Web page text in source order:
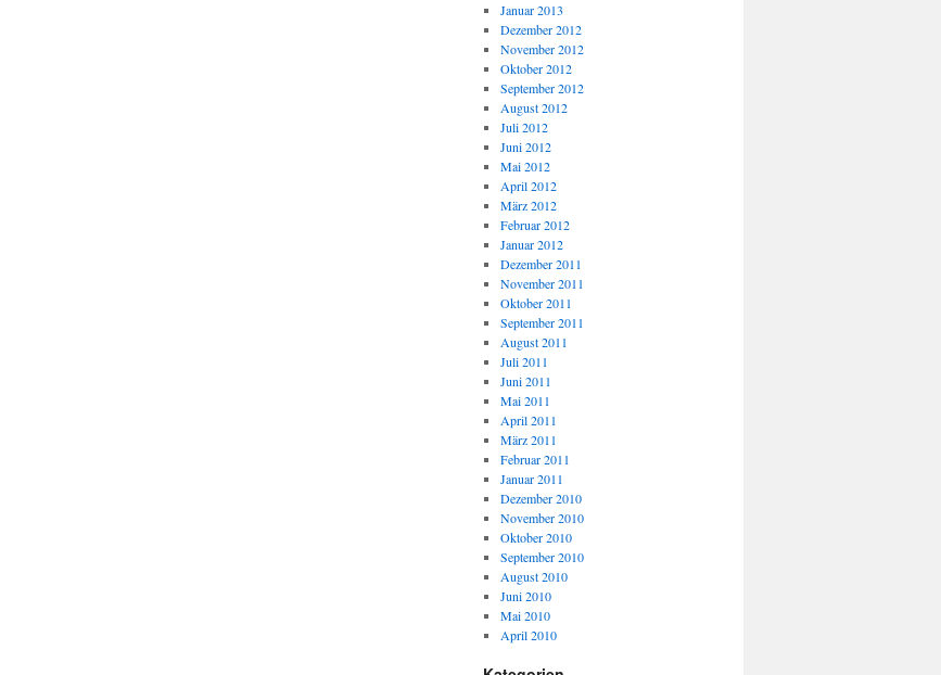
Januar 2013
Dezember 2012
November 2012
Oktober 2012
September 2012
August 2012
Juli 2012
Juni 2012
Mai 2012
April 2012
März 2012
Februar 2012
Januar 2012
Dezember 2011
November 2011
Oktober 2011
September 2011
August 2011
Juli 2011
Juni 2011
Mai 2011
April 2011
März 2011
Februar 2011
Januar 2011
Dezember 2010
November 2010
Oktober 2010
September 2010
August 2010
Juni 2010
Mai 2010
April 2010